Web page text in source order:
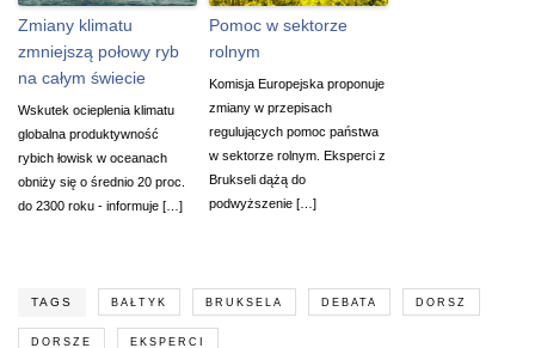
Zmiany klimatu
zmniejszą połowy ryb
na całym świecie
Wskutek ocieplenia klimatu
globalna produktywność
rybich łowisk w oceanach
obniży się o średnio 20 proc.
do 2300 roku - informuje […]
Pomoc w sektorze
rolnym
Komisja Europejska proponuje
zmiany w przepisach
regulujących pomoc państwa
w sektorze rolnym. Eksperci z
Brukseli dążą do
podwyższenie […]
TAGS BAŁTYK BRUKSELA DEBATA DORSZ
DORSZE EKSPERCI